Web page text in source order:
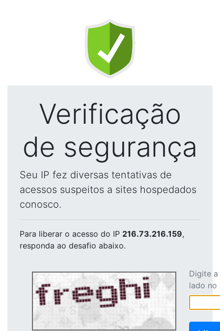
Verificação
de segurança
Seu IP fez diversas tentativas de
acessos suspeitos a sites hospedados
conosco.
Para liberar o acesso do IP 216.73.216.159,
responda ao desafio abaixo.
Digite
lado no